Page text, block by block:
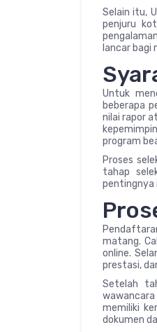
Selain itu,
penjuru
lancar bagi
Untuk
beberapa
nilai rapor
program
Proses
tahap
pentingnya
matang.
online.
prestasi,
Setelah
memiliki
dokumen